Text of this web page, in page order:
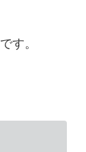
です。